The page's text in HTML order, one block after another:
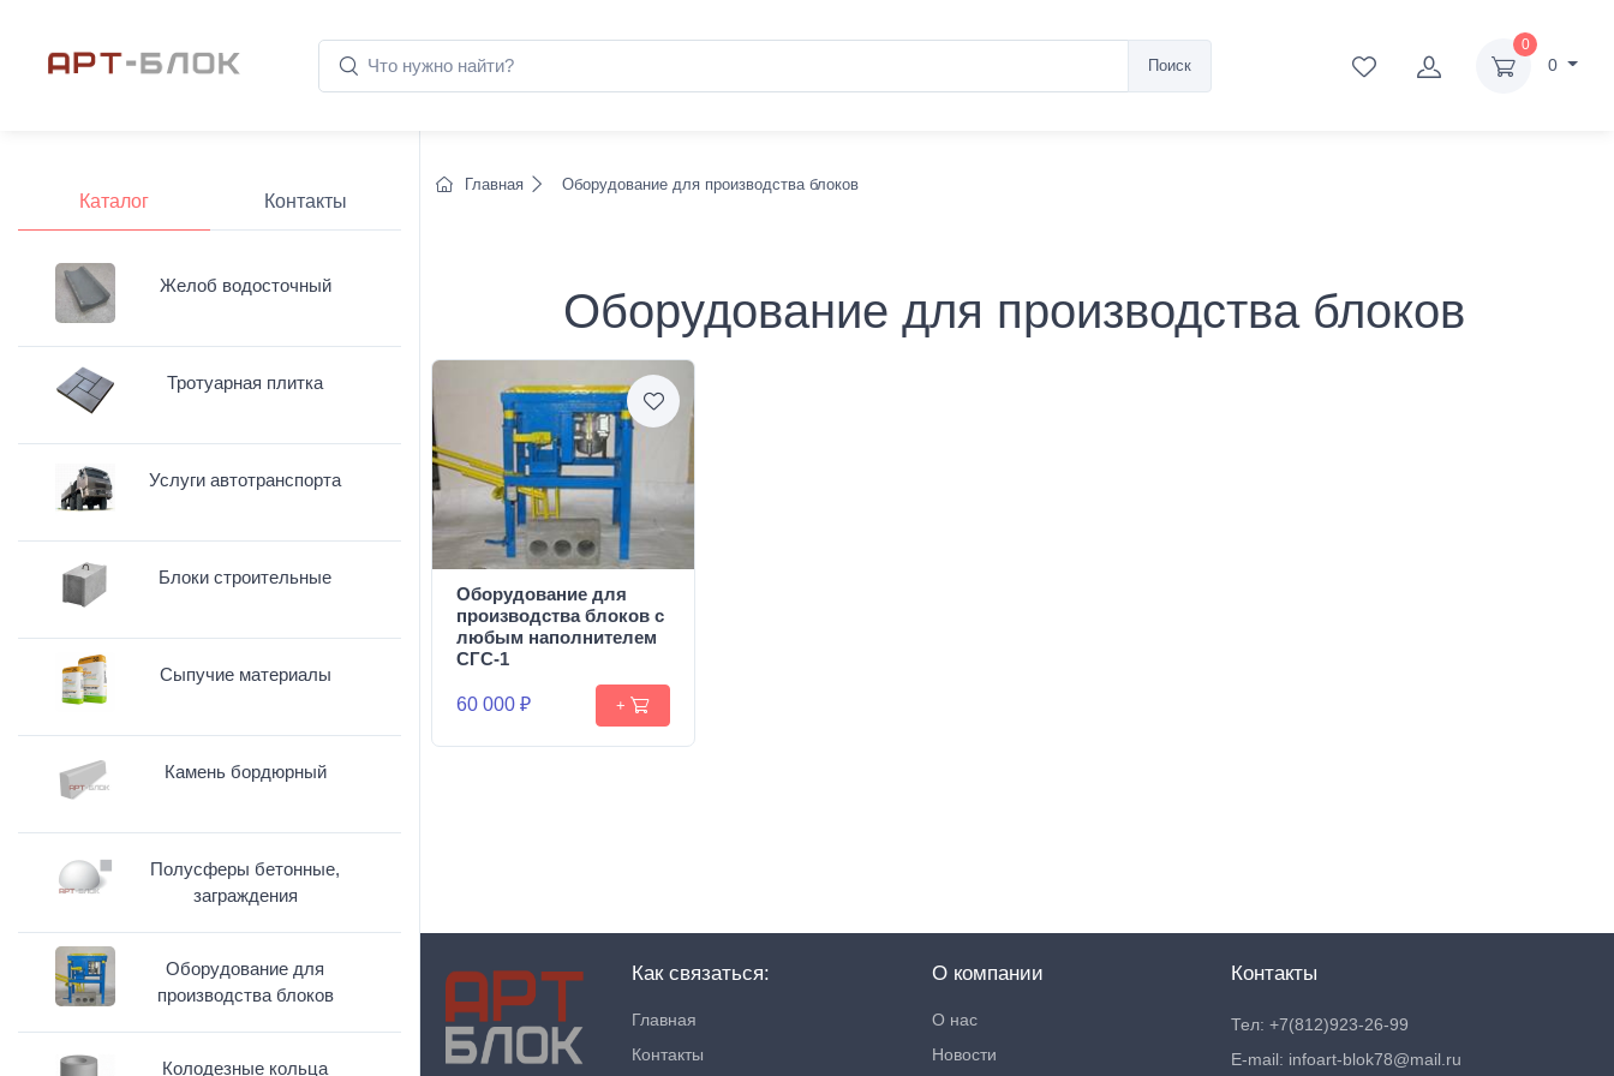
Поиск
0
0
Главная Оборудование для производства блоков
Оборудование для производства блоков
Оборудование для
производства блоков c
любым наполнителем
СГС-1
60 000 ₽ +
Каталог Контакты
Желоб водосточный
Тротуарная плитка
Услуги автотранспорта
Блоки строительные
Сыпучие материалы
Камень бордюрный
Полусферы бетонные,
заграждения
Оборудование для
производства блоков
Колодезные кольца
Как связаться:
Главная
Контакты
О компании
О нас
Новости
Контакты
Тел: +7(812)923-26-99
E-mail: infoart-blok78@mail.ru